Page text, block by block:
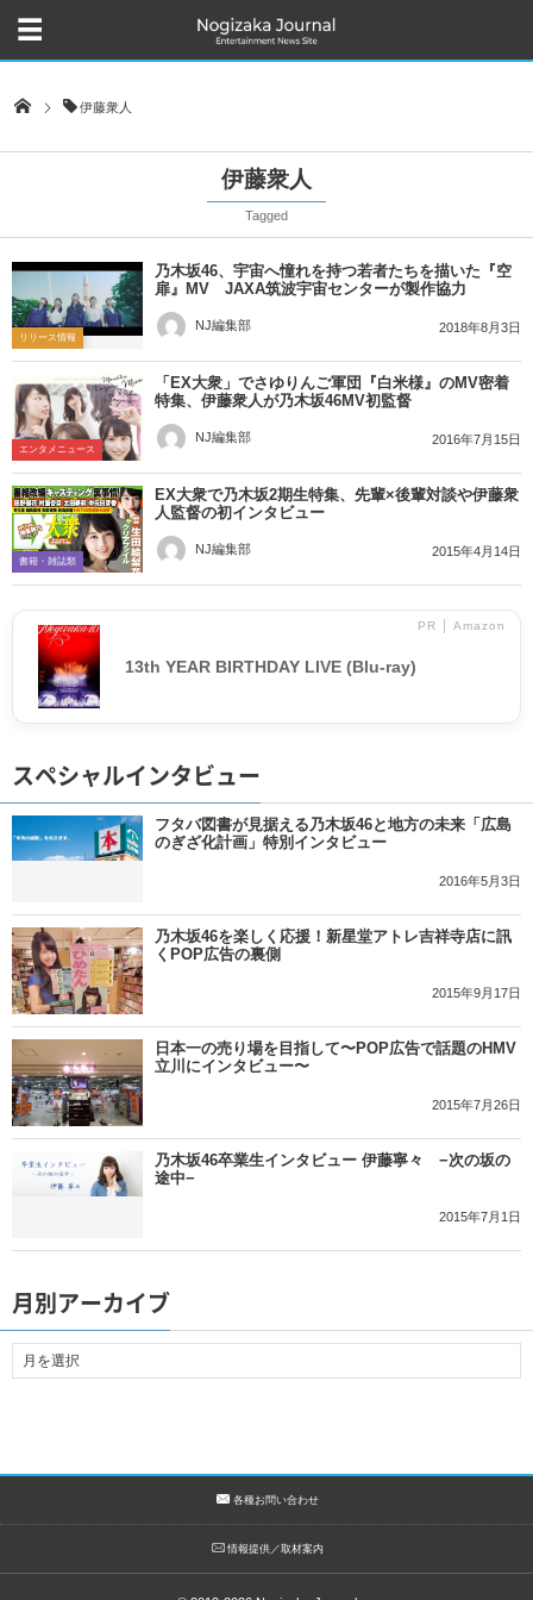
伊藤衆人
伊藤衆人
Tagged
リリース情報
乃木坂46、宇宙へ憧れを持つ若者たちを描いた『空
扉』MV JAXA筑波宇宙センターが製作協力
NJ編集部 2018年8月3日
エンタメニュース
「EX大衆」でさゆりんご軍団『白米様』のMV密着
特集、伊藤衆人が乃木坂46MV初監督
NJ編集部 2016年7月15日
書籍・雑誌類
EX大衆で乃木坂2期生特集、先輩×後輩対談や伊藤衆
人監督の初インタビュー
NJ編集部 2015年4月14日
PR │ Amazon
13th YEAR BIRTHDAY LIVE (Blu-ray)
スペシャルインタビュー
フタバ図書が見据える乃木坂46と地方の未来「広島
のぎざ化計画」特別インタビュー
2016年5月3日
乃木坂46を楽しく応援！新星堂アトレ吉祥寺店に訊
くPOP広告の裏側
2015年9月17日
日本一の売り場を目指して〜POP広告で話題のHMV
立川にインタビュー〜
2015年7月26日
乃木坂46卒業生インタビュー 伊藤寧々 −次の坂の
途中−
2015年7月1日
月別アーカイブ
各種お問い合わせ
情報提供／取材案内